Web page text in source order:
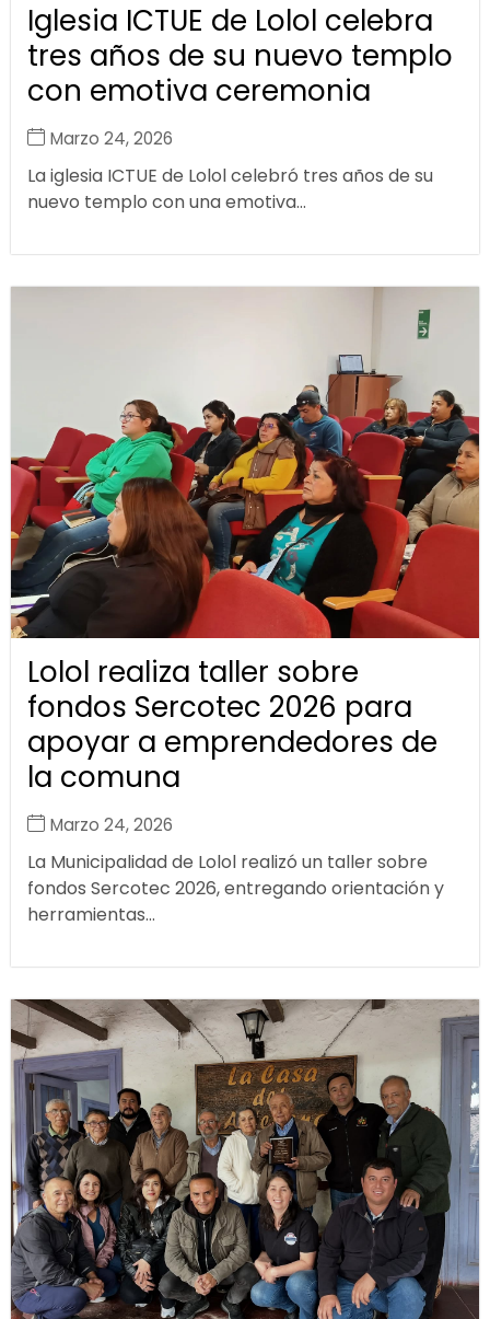
Iglesia ICTUE de Lolol celebra
tres años de su nuevo templo
con emotiva ceremonia
Marzo 24, 2026
La iglesia ICTUE de Lolol celebró tres años de su
nuevo templo con una emotiva...
Lolol realiza taller sobre
fondos Sercotec 2026 para
apoyar a emprendedores de
la comuna
Marzo 24, 2026
La Municipalidad de Lolol realizó un taller sobre
fondos Sercotec 2026, entregando orientación y
herramientas...